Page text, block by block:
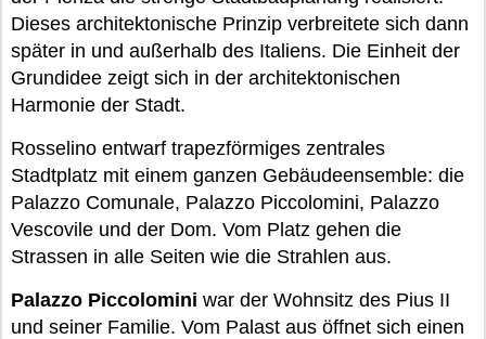
Dieses architektonische Prinzip verbreitete sich dann
später in und außerhalb des Italiens. Die Einheit der
Grundidee zeigt sich in der architektonischen
Harmonie der Stadt.
Rosselino entwarf trapezförmiges zentrales
Stadtplatz mit einem ganzen Gebäudeensemble: die
Palazzo Comunale, Palazzo Piccolomini, Palazzo
Vescovile und der Dom. Vom Platz gehen die
Strassen in alle Seiten wie die Strahlen aus.
Palazzo Piccolomini war der Wohnsitz des Pius II
und seiner Familie. Vom Palast aus öffnet sich einen